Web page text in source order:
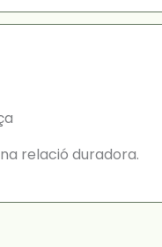
relació duradora.